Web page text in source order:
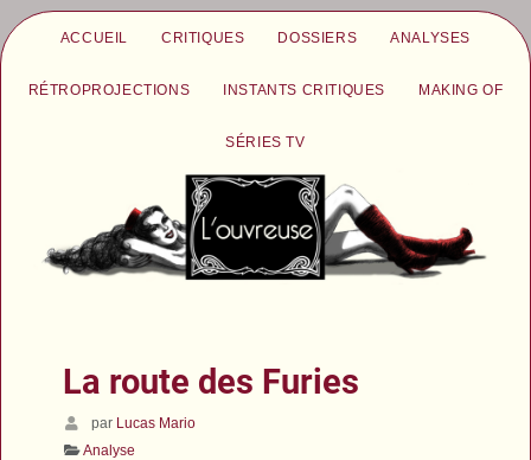
ACCUEIL CRITIQUES DOSSIERS ANALYSES
RÉTROPROJECTIONS INSTANTS CRITIQUES MAKING OF
SÉRIES TV
La route des Furies
par Lucas Mario
Analyse